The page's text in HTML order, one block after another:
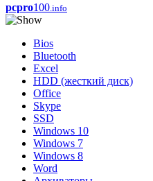
pcpro100.info
Bios
Bluetooth
Excel
HDD (жесткий диск)
Office
Skype
SSD
Windows 10
Windows 7
Windows 8
Word